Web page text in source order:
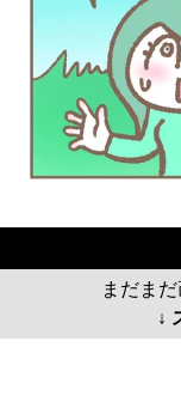
まだま
↓